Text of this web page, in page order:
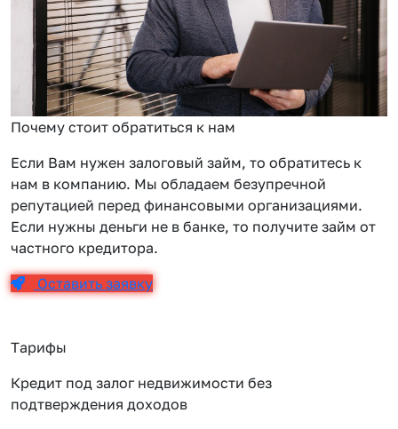
Почему стоит обратиться к нам
Если Вам нужен залоговый займ, то обратитесь к
нам в компанию. Мы обладаем безупречной
репутацией перед финансовыми организациями.
Если нужны деньги не в банке, то получите займ от
частного кредитора.
Оставить заявку
Тарифы
Кредит под залог недвижимости без
подтверждения доходов